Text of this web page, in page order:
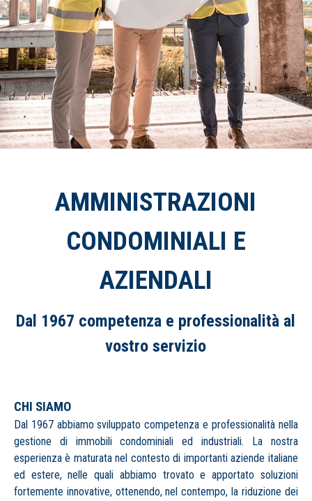
AMMINISTRAZIONI
CONDOMINIALI E
AZIENDALI
Dal 1967 competenza e professionalità al
vostro servizio
CHI SIAMO
Dal 1967 abbiamo sviluppato competenza e professionalità nella
gestione di immobili condominiali ed industriali. La nostra
esperienza è maturata nel contesto di importanti aziende italiane
ed estere, nelle quali abbiamo trovato e apportato soluzioni
fortemente innovative, ottenendo, nel contempo, la riduzione dei